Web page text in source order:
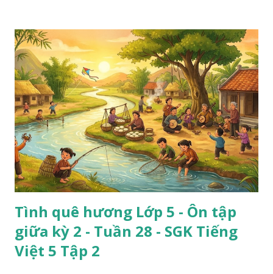
Tình quê hương Lớp 5 - Ôn tập
giữa kỳ 2 - Tuần 28 - SGK Tiếng
Việt 5 Tập 2